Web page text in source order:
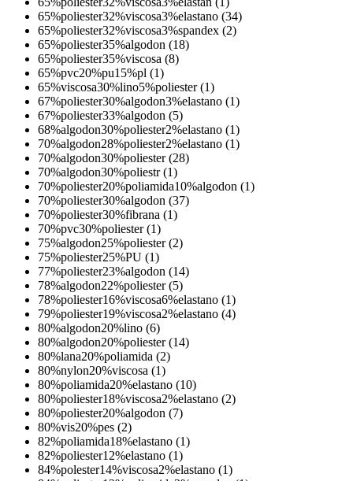
65%poliester32%viscosa3%elastano (34)
65%poliester32%viscosa3%spandex (2)
65%poliester35%algodon (18)
65%poliester35%viscosa (8)
65%pvc20%pu15%pl (1)
65%viscosa30%lino5%poliester (1)
67%poliester30%algodon3%elastano (1)
67%poliester33%algodon (5)
68%algodon30%poliester2%elastano (1)
70%algodon28%poliester2%elastano (1)
70%algodon30%poliester (28)
70%algodon30%poliestr (1)
70%poliester20%poliamida10%algodon (1)
70%poliester30%algodon (37)
70%poliester30%fibrana (1)
70%pvc30%poliester (1)
75%algodon25%poliester (2)
75%poliester25%PU (1)
77%poliester23%algodon (14)
78%algodon22%poliester (5)
78%poliester16%viscosa6%elastano (1)
79%poliester19%viscosa2%elastano (4)
80%algodon20%lino (6)
80%algodon20%poliester (14)
80%lana20%poliamida (2)
80%nylon20%viscosa (1)
80%poliamida20%elastano (10)
80%poliester18%viscosa2%elastano (2)
80%poliester20%algodon (7)
80%vis20%pes (2)
82%poliamida18%elastano (1)
82%poliester12%elastano (1)
84%polester14%viscosa2%elastano (1)